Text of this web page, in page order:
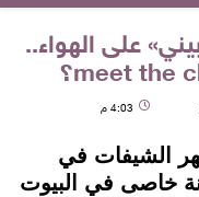
على الهواء..
4:03 م
الشيفات في
خاصى في البيوت